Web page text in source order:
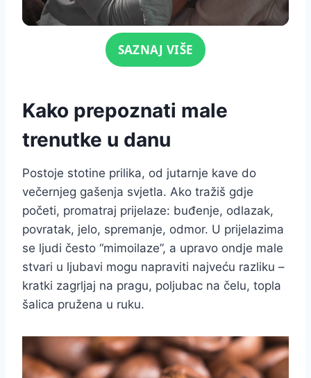
Click for soundSAZNAJ VIŠE
Kako prepoznati male
trenutke u danu
Postoje stotine prilika, od jutarnje kave do
večernjeg gašenja svjetla. Ako tražiš gdje
početi, promatraj prijelaze: buđenje, odlazak,
povratak, jelo, spremanje, odmor. U prijelazima
se ljudi često “mimoilaze”, a upravo ondje male
stvari u ljubavi mogu napraviti najveću razliku –
kratki zagrljaj na pragu, poljubac na čelu, topla
šalica pružena u ruku.